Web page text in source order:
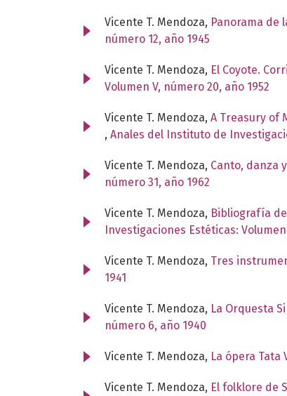
Vicente T. Mendoza, Panorama de
número 12, año 1945
Vicente T. Mendoza, El Coyote.
Volumen V, número 20, año 1952
Vicente T. Mendoza, A Treasury of
, Anales del Instituto de
Vicente T. Mendoza, Canto, danza
número 31, año 1962
Vicente T. Mendoza, Bibliografía
Investigaciones Estéticas:
Vicente T. Mendoza, Tres
1941
Vicente T. Mendoza, La Orquesta
número 6, año 1940
Vicente T. Mendoza, La ópera Tata
Vicente T. Mendoza, El folklore de